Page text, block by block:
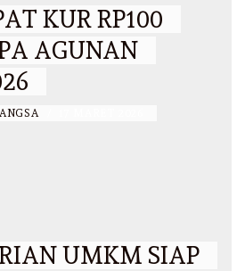
KUR RP100
AGUNAN
UMKM SIAP